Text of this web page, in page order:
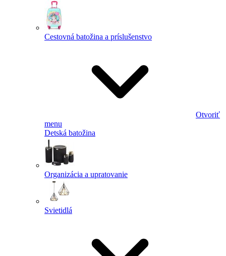
Cestovná batožina a príslušenstvo
Otvoriť
menu
Detská batožina
Organizácia a upratovanie
Svietidlá